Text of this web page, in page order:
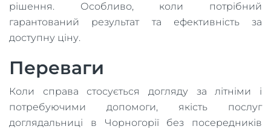
рішення. Особливо, коли потрібний
гарантований результат та ефективність за
доступну ціну.
Переваги
Коли справа стосується догляду за літніми і
потребуючими допомоги, якість послуг
доглядальниці в Чорногорії без посередників